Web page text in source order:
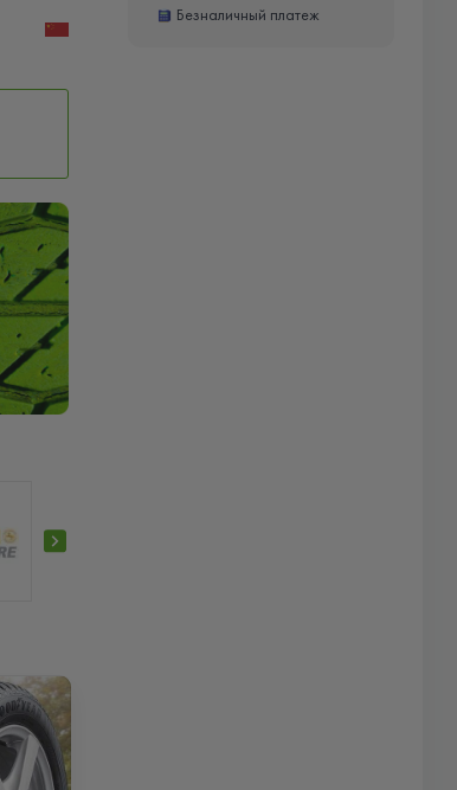
Безналичный платеж